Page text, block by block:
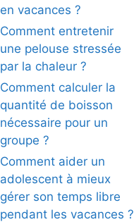
en vacances ?
Comment entretenir
une pelouse stressée
par la chaleur ?
Comment calculer la
quantité de boisson
nécessaire pour un
groupe ?
Comment aider un
adolescent à mieux
gérer son temps libre
pendant les vacances ?